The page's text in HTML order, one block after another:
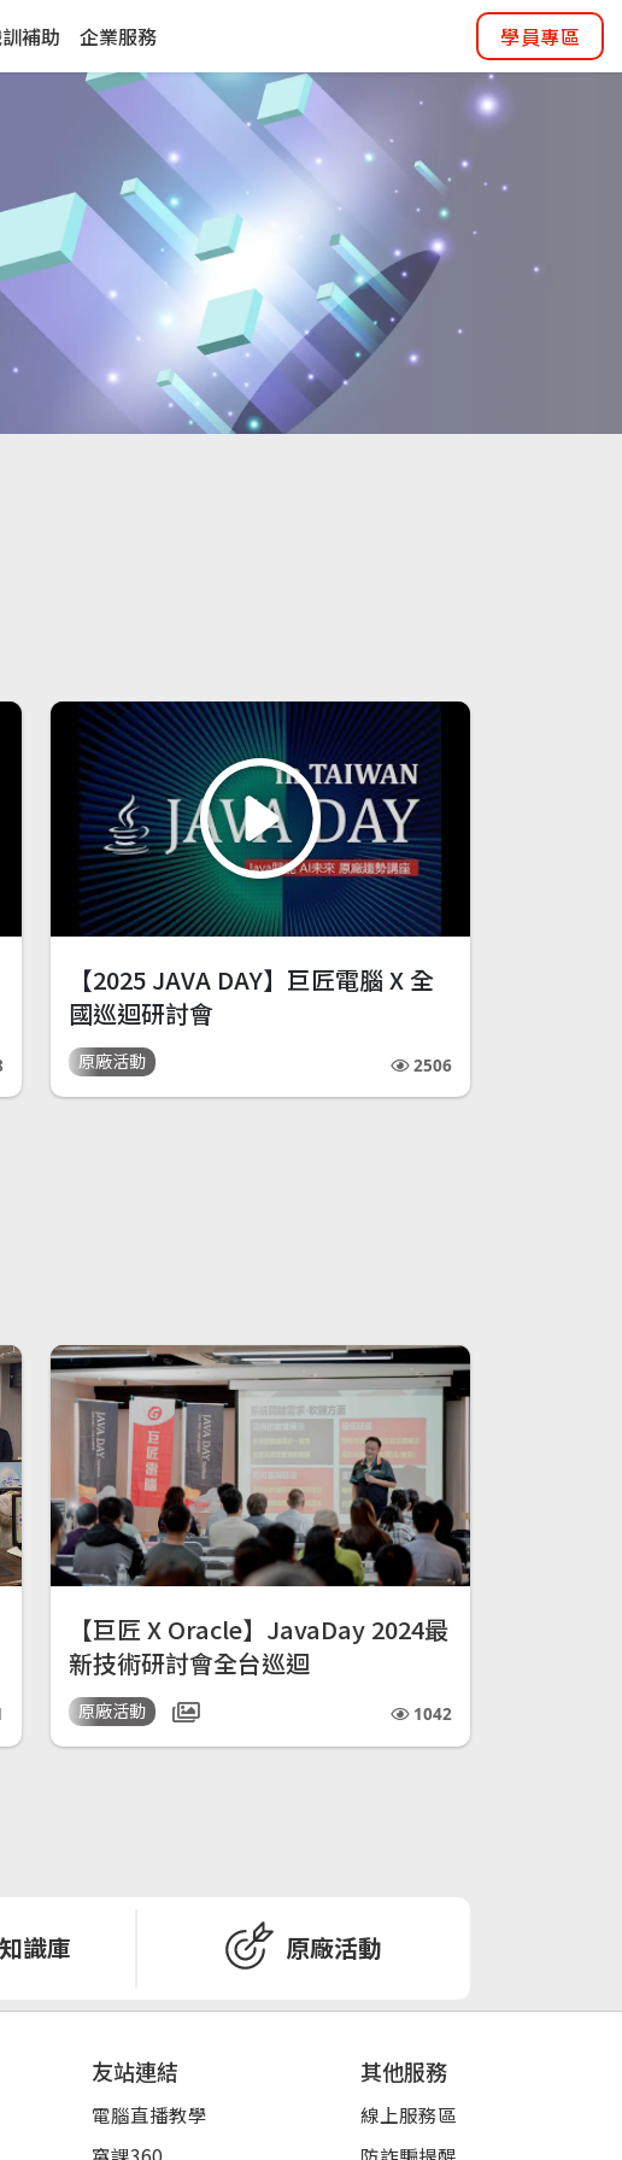
補助 企業服務 學員專區
【2025 JAVA DAY】巨匠電腦 X 全
國巡迴研討會
原廠活動 2506
【巨匠 X Oracle】JavaDay 2024最
新技術研討會全台巡迴
原廠活動 1042
識庫 原廠活動
友站連結
電腦直播教學
其他服務
線上服務區